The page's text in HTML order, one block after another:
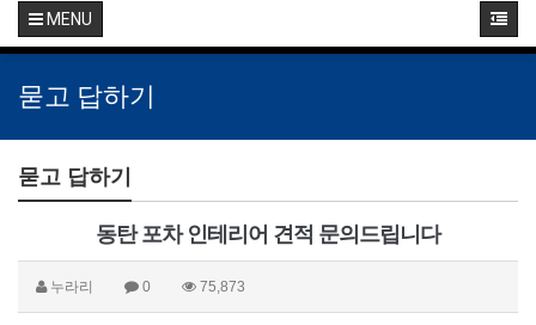
MENU
묻고 답하기
묻고 답하기
동탄 포차 인테리어 견적 문의드립니다
누라리 0 75,873